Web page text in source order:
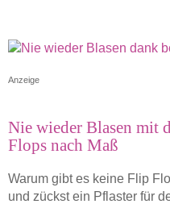
Anzeige
Nie wieder Blasen mit
Flops nach Maß
Warum gibt es keine Flip
und zückst ein Pflaster für